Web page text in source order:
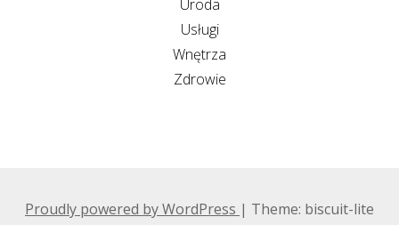
Uroda
Usługi
Wnętrza
Zdrowie
Proudly powered by WordPress | Theme: biscuit-lite